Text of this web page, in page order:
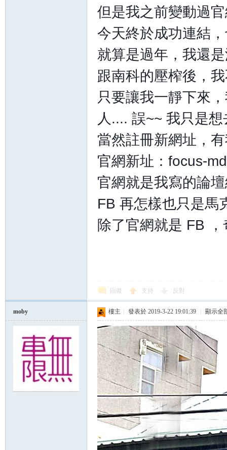
但是我之前變動過
今天終於成功連結
就算是過年，我還
跟南科的壓榨後，
只要讓我一靜下來
人.... 誤~~ 我只是
當然註冊新網址，
官網新址：focus-
官網就是我寫的論
FB 再怎樣也只是馬
除了官網就是 FB
回復 支持 反對
moby 樓主 發表於 2019-3-22 19:01:39 顯示全